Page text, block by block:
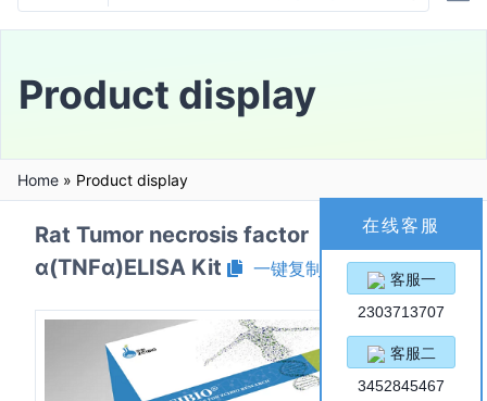
Product display
Home » Product display
Rat Tumor necrosis factor
α(TNFα)ELISA Kit
一键复制产品信息
在线客服
客服一
2303713707
客服二
3452845467